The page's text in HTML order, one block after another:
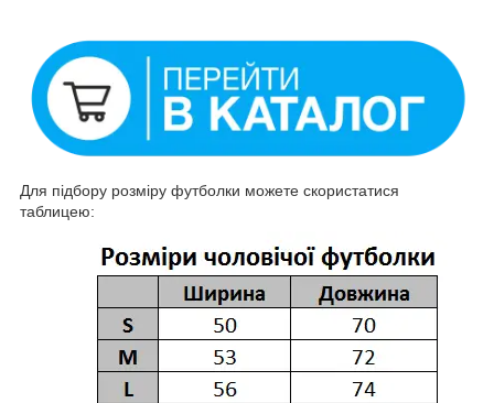
Для підбору розміру футболки можете скористатися
таблицею: